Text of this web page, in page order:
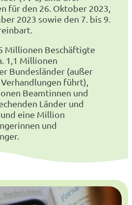
für den 26. Oktober 2023,
2023 sowie den 7. bis 9.
Millionen Beschäftigte
1,1 Millionen
Bundesländer (außer
führt),
Beamtinnen und
Länder und
eine Million
und